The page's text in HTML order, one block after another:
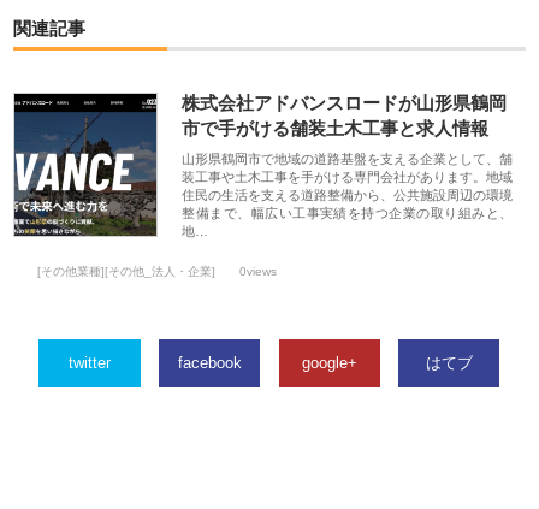
関連記事
株式会社アドバンスロードが山形県鶴岡
市で手がける舗装土木工事と求人情報
山形県鶴岡市で地域の道路基盤を支える企業として、舗
装工事や土木工事を手がける専門会社があります。地域
住民の生活を支える道路整備から、公共施設周辺の環境
整備まで、幅広い工事実績を持つ企業の取り組みと、
地…
[その他業種][その他_法人・企業] 0views
twitter facebook google+ はてブ